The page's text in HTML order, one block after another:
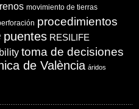
movimiento de tierras
procedimientos
puentes RESILIFE
toma de decisiones
de València áridos